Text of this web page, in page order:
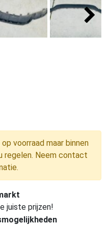
voorraad maar binnen
regelen. Neem contact
juiste prijzen!